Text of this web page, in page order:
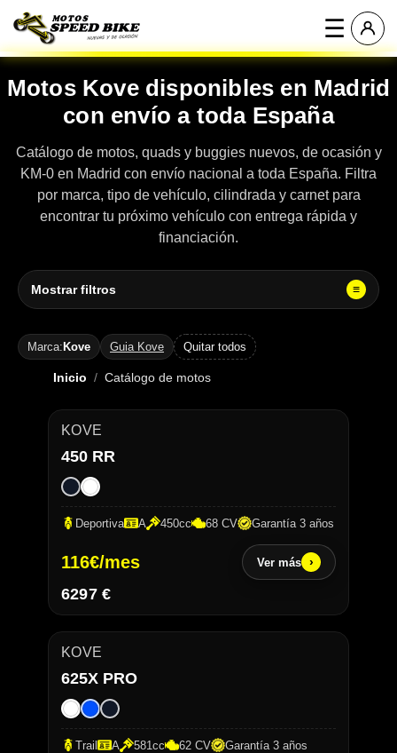
☰
Motos Kove disponibles en Madrid
con envío a toda España
Catálogo de motos, quads y buggies nuevos, de ocasión y
KM-0 en Madrid con envío nacional a toda España. Filtra
por marca, tipo de vehículo, cilindrada y carnet para
encontrar tu próximo vehículo con entrega rápida y
financiación.
Mostrar filtros ≡
Marca: Kove Guia Kove Quitar todos
Inicio Catálogo de motos
KOVE
450 RR
Deportiva A 450cc 68 CV Garantía 3 años
116€/mes Ver más ›
6297 €
KOVE
625X PRO
Trail A 581cc 62 CV Garantía 3 años